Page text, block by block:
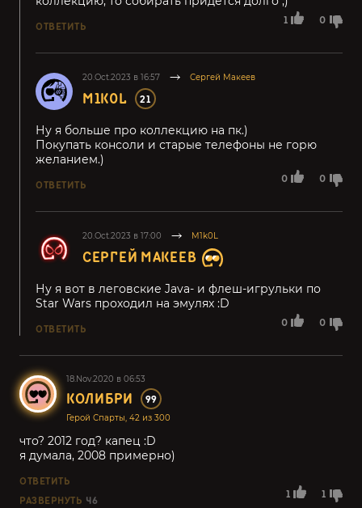
1 0
ОТВЕТИТЬ
20.Oct.2023 в 16:57 Сергей Макеев
M1K0L 21
0 0
Ну я больше про коллекцию на пк.)
Покупать консоли и старые телефоны не горю
желанием.)
ОТВЕТИТЬ
20.Oct.2023 в 17:00 M1k0L
СЕРГЕЙ МАКЕЕВ
0 0
Ну я вот в леговские Java- и флеш-игрульки по
Star Wars проходил на эмулях :D
ОТВЕТИТЬ
18.Nov.2020 в 06:53
КОЛИБРИ 99
Герой Спарты, 42 из 300
1 1
что? 2012 год? капец :D
я думала, 2008 примерно)
ОТВЕТИТЬ
РАЗВЕРНУТЬ 46